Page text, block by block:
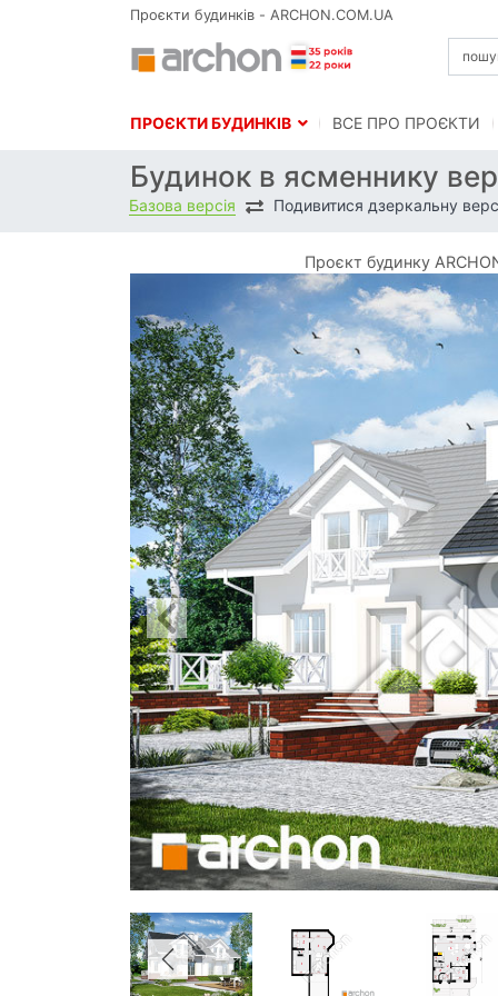
Проєкти будинків - ARCHON.COM.UA
ПРОЄКТИ БУДИНКІВ BСЕ ПРО ПРОЄКТИ
Будинок в ясменнику
Базова версія Подивитися дзеркальну
Проєкт будинку